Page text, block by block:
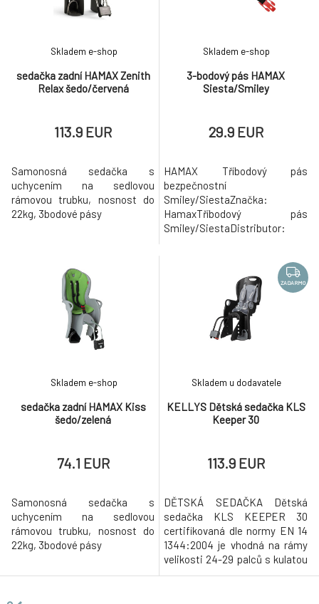
sedačka zadní HAMAX Zenith
Relax šedo/červená
Skladem e-shop
113.9 EUR
Samonosná sedačka s
uchycením na sedlovou
rámovou trubku, nosnost do
22kg, 3bodové pásy
3-bodový pás HAMAX
Siesta/Smiley
Skladem e-shop
29.9 EUR
HAMAX Tříbodový pás
bezpečnostní
Smiley/SiestaZnačka:
HamaxTříbodový pás
Smiley/SiestaDistributor:
E-mail: info@cyklomax.cz
sedačka zadní HAMAX Kiss
šedo/zelená
Skladem e-shop
74.1 EUR
Samonosná sedačka s
uchycením na sedlovou
rámovou trubku, nosnost do
22kg, 3bodové pásy
ZADARMO
KELLYS Dětská sedačka KLS
Keeper 30
Skladem u dodavatele
113.9 EUR
DĚTSKÁ SEDAČKA Dětská
sedačka KLS KEEPER 30
certifikovaná dle normy EN 14
1344:2004 je vhodná na rámy
velikosti 24-29 palců s kulatou
sedlovou trubkou o rozměru